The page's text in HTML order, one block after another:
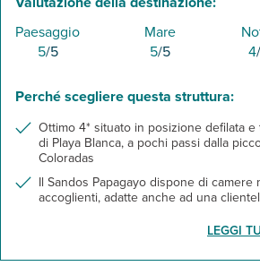
Paesaggio
5/5
Mare
5/5
4
Perché scegliere questa struttura:
Ottimo 4* situato in posizione defilata
di Playa Blanca, a pochi passi dalla
Coloradas
Il Sandos Papagayo dispone di camere
accoglienti, adatte anche ad una
LEGGI